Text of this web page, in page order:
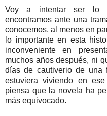
Voy a intentar ser lo
encontramos ante una
conocemos, al menos en
lo importante en esta
inconveniente en
muchos años después, ni
días de cautiverio de una
estuviera viviendo en
piensa que la novela ha
más equivocado.